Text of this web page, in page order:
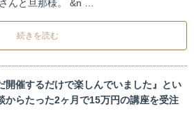
んと旦那様。 &n …
続きを読む
開催するだけで楽しんでいました』とい
からたった2ヶ月で15万円の講座を受注